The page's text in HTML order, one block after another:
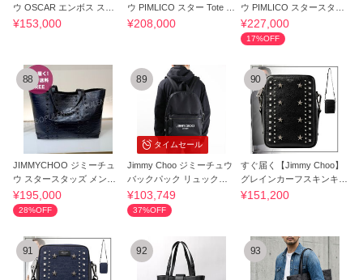
ウ OSCAR エンボス スタ
ッズ ボディバッグ
¥153,000
ウ PIMLICO スター Tote B
agトートバッグ
¥208,000
ウ PIMLICO スタースタッ
ズ トートバッグ
¥227,000
17%OFF
88
JIMMYCHOO ジミーチュ
ウ スタースタッズ メンズ
トートバッグ A4
¥195,000
28%OFF
タイムセール
89
Jimmy Choo ジミーチュウ
バックパック リュックサ
ック 国内発送
¥103,749
37%OFF
90
すぐ届く【Jimmy Choo】
グレインカーフスキンキミ
ーカメラバッグ
¥151,200
91 92 93